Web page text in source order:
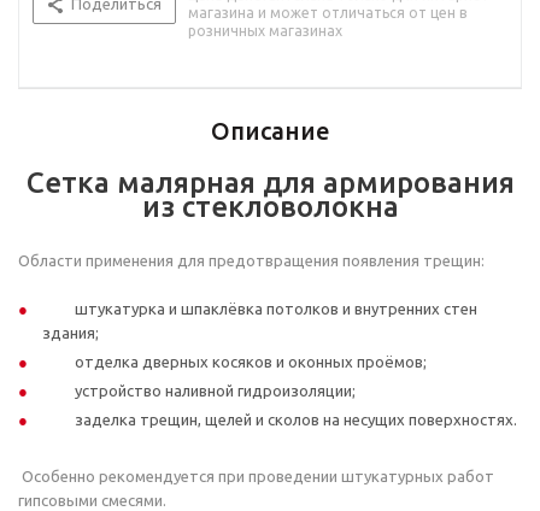
Поделиться
магазина и может отличаться от цен в
розничных магазинах
Описание
Сетка малярная для армирования
из стекловолокна
Области применения для предотвращения появления трещин:
штукатурка и шпаклёвка потолков и внутренних стен
здания;
отделка дверных косяков и оконных проёмов;
устройство наливной гидроизоляции;
заделка трещин, щелей и сколов на несущих поверхностях.
Особенно рекомендуется при проведении штукатурных работ
гипсовыми смесями.